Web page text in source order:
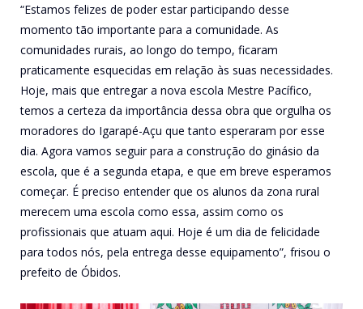
“Estamos felizes de poder estar participando desse
momento tão importante para a comunidade. As
comunidades rurais, ao longo do tempo, ficaram
praticamente esquecidas em relação às suas necessidades.
Hoje, mais que entregar a nova escola Mestre Pacífico,
temos a certeza da importância dessa obra que orgulha os
moradores do Igarapé-Açu que tanto esperaram por esse
dia. Agora vamos seguir para a construção do ginásio da
escola, que é a segunda etapa, e que em breve esperamos
começar. É preciso entender que os alunos da zona rural
merecem uma escola como essa, assim como os
profissionais que atuam aqui. Hoje é um dia de felicidade
para todos nós, pela entrega desse equipamento”, frisou o
prefeito de Óbidos.